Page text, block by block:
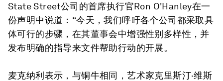
State Street公司的首席执行官Ron O'Hanley在一
份声明中说道：“今天，我们呼吁各个公司都采取具
体可行的步骤，在其董事会中增强性别多样性，并
发布明确的指导来文件帮助行动的开展。
麦克纳利表示，与铜牛相同，艺术家克里斯汀·维斯